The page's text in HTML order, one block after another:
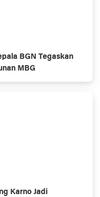
BGN Tegaskan
MBG
Karno Jadi